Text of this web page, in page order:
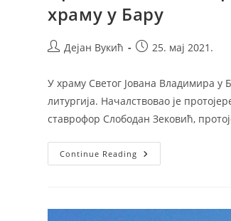
храму у Бару
PostДејан Вукић
Post25. мај 2021.
У храму Светог Јована Владимира у
литургија. Началствовао је
ставрофор Слободан Зековић,
Continue Reading Празник
Светих
Саборном